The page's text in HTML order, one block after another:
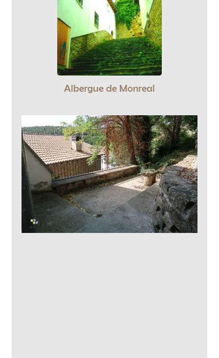
Tuvo Casa de la Moneda o ceca (palabra de
orígen árabe) durante un corto periodo
(1383-1384) del reinado de Carlos II. En la
Guerra de la Independencia (1808-1814) fue
escenario de numerosos episodios bélicos.
En 1466 se le concedió a la villa un día de
mercado en premio a la lealtad mostrada al
rey Juan II en la disputa de éste con su hijo el
Príncipe de Viana. En dicho mercado se
concedía libertad de comprar y vender sin
pagar impuestos ni derechos. Además, a los
concurrentes de todo derecho y condición, se
les garantizaba su seguridad. Hoy nos queda
el escenario, la Plaza del Mercado.
Albergue de Monreal